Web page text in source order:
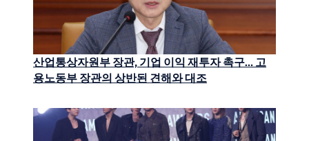
산업통상자원부 장관, 기업 이익 재투자 촉구… 고
용노동부 장관의 상반된 견해와 대조